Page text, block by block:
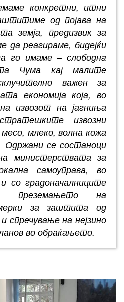
конкретни, итни
од појава на
земја, предизвик за
да реагираме, бидејќи
го имаме – слободнa
Чума кај малите
важен за
економија која, во
извозот на јагниња
извозни
млеко, волна кожа
Одржани се состаноци
министерствата за
самоуправа, во
со градоначалниците
на
за заштита од
спречување на нејзино
во обраќањето.